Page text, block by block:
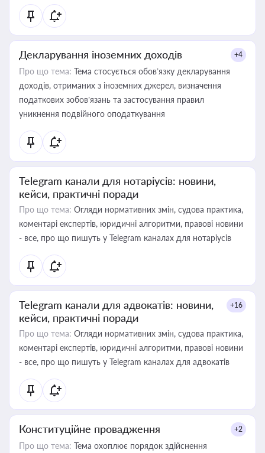
Декларування іноземних доходів +4
Про що тема: Тема стосується обов’язку декларування
доходів, отриманих з іноземних джерел, визначення
податкових зобов’язань та застосування правил
уникнення подвійного оподаткування
Telegram канали для нотаріусів: новини,
кейси, практичні поради
Про що тема: Огляди нормативних змін, судова практика,
коментарі експертів, юридичні алгоритми, правові новини
- все, про що пишуть у Telegram каналах для нотаріусів
Telegram канали для адвокатів: новини,
кейси, практичні поради
+16
Про що тема: Огляди нормативних змін, судова практика,
коментарі експертів, юридичні алгоритми, правові новини
- все, про що пишуть у Telegram каналах для адвокатів
Конституційне провадження +2
Про що тема: Тема охоплює порядок здійснення